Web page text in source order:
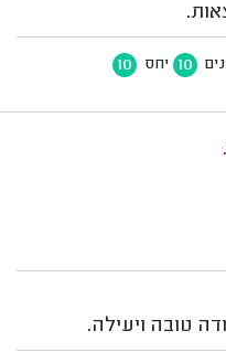
10 יחס 10
טובה ויעילה.